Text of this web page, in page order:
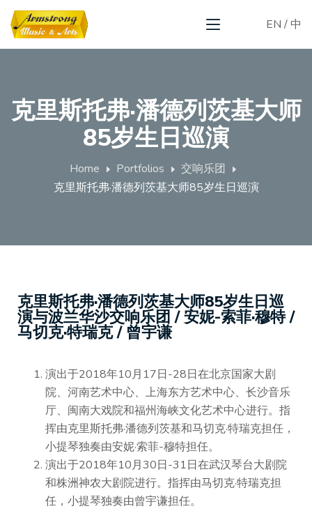
EN / 中
克里斯托弗·潘德列茨基大师
85岁生日巡演
Home Portfolios
交响乐团
克里斯托弗·潘德列茨基大师85岁生日巡演
克里斯托弗·潘德列茨基大师85岁生日巡
演与波兰华沙交响乐团 / 安妮-索菲·穆特 /
马切克·特瑞克 / 曾宇谦
演出于2018年10月17日-28日在北京国家大剧
院、河南艺术中心、上海东方艺术中心、长沙音乐
厅、闽南大戏院和福州海峡文化艺术中心进行。指
挥由克里斯托弗·潘德列茨基和马切克·特瑞克担任，
小提琴独奏由安妮·索菲-穆特担任。
演出于2018年10月30日-31日在武汉琴台大剧院
和株洲神农大剧院进行。指挥由马切克·特瑞克担
任，小提琴独奏由曾宇谦担任。